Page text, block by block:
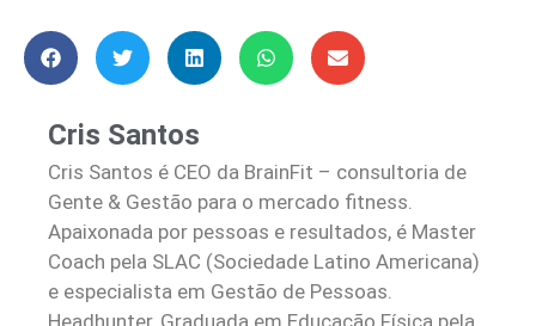
Cris Santos
Cris Santos é CEO da BrainFit – consultoria de
Gente & Gestão para o mercado fitness.
Apaixonada por pessoas e resultados, é Master
Coach pela SLAC (Sociedade Latino Americana)
e especialista em Gestão de Pessoas.